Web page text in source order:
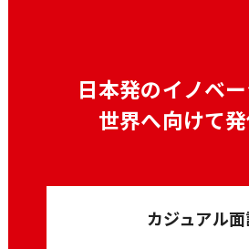
日本発のイノベ
世界へ向けて
カジュアル